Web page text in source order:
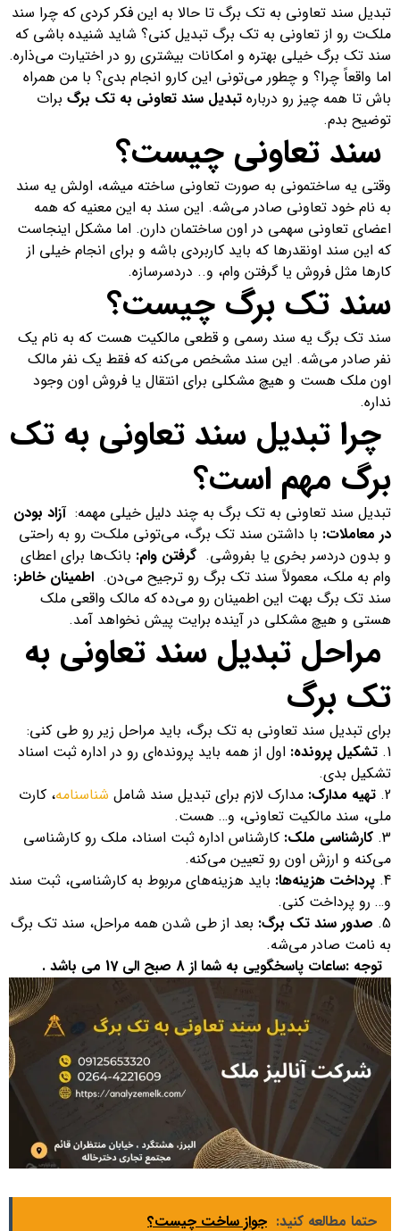
تبدیل سند تعاونی به تک برگ تا حالا به این فکر کردی که چرا سند
ملک‌ت رو از تعاونی به تک برگ تبدیل کنی؟ شاید شنیده باشی که
سند تک برگ خیلی بهتره و امکانات بیشتری رو در اختیارت می‌ذاره.
اما واقعاً چرا؟ و چطور می‌تونی این کارو انجام بدی؟ با من همراه
باش تا همه چیز رو درباره تبدیل سند تعاونی به تک برگ برات
توضیح بدم.
سند تعاونی چیست؟
وقتی یه ساختمونی به صورت تعاونی ساخته میشه، اولش یه سند
به نام خود تعاونی صادر می‌شه. این سند به این معنیه که همه
اعضای تعاونی سهمی در اون ساختمان دارن. اما مشکل اینجاست
که این سند اونقدرها که باید کاربردی باشه و برای انجام خیلی از
کارها مثل فروش یا گرفتن وام، و.. دردسرسازه.
سند تک برگ چیست؟
سند تک برگ یه سند رسمی و قطعی مالکیت هست که به نام یک
نفر صادر می‌شه. این سند مشخص می‌کنه که فقط یک نفر مالک
اون ملک هست و هیچ مشکلی برای انتقال یا فروش اون وجود
نداره.
چرا تبدیل سند تعاونی به تک
برگ مهم است؟
تبدیل سند تعاونی به تک برگ به چند دلیل خیلی مهمه: آزاد بودن
در معاملات: با داشتن سند تک برگ، می‌تونی ملک‌ت رو به راحتی
و بدون دردسر بخری یا بفروشی. گرفتن وام: بانک‌ها برای اعطای
وام به ملک، معمولاً سند تک برگ رو ترجیح می‌دن. اطمینان خاطر:
سند تک برگ بهت این اطمینان رو می‌ده که مالک واقعی ملک
هستی و هیچ مشکلی در آینده برایت پیش نخواهد آمد.
مراحل تبدیل سند تعاونی به
تک برگ
برای تبدیل سند تعاونی به تک برگ، باید مراحل زیر رو طی کنی:
تشکیل پرونده: اول از همه باید پرونده‌ای رو در اداره ثبت اسناد
تشکیل بدی.
تهیه مدارک: مدارک لازم برای تبدیل سند شامل شناسنامه، کارت
ملی، سند مالکیت تعاونی، و… هست.
کارشناسی ملک: کارشناس اداره ثبت اسناد، ملک رو کارشناسی
می‌کنه و ارزش اون رو تعیین می‌کنه.
پرداخت هزینه‌ها: باید هزینه‌های مربوط به کارشناسی، ثبت سند
و… رو پرداخت کنی.
صدور سند تک برگ: بعد از طی شدن همه مراحل، سند تک برگ
به نامت صادر می‌شه.
توجه :ساعات پاسخگویی به شما از 8 صبح الی 17 می باشد .
حتما مطالعه کنید: جواز ساخت چیست؟